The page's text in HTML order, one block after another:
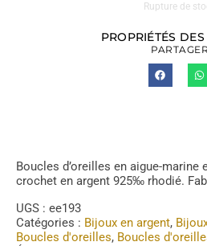
Rupture de
PROPRIÉTÉS DES
PARTAGER
Boucles d’oreilles en aigue-marine
crochet en argent 925‰ rhodié.
UGS : ee193
Catégories : Bijoux en argent,
Boucles d'oreilles, Boucles